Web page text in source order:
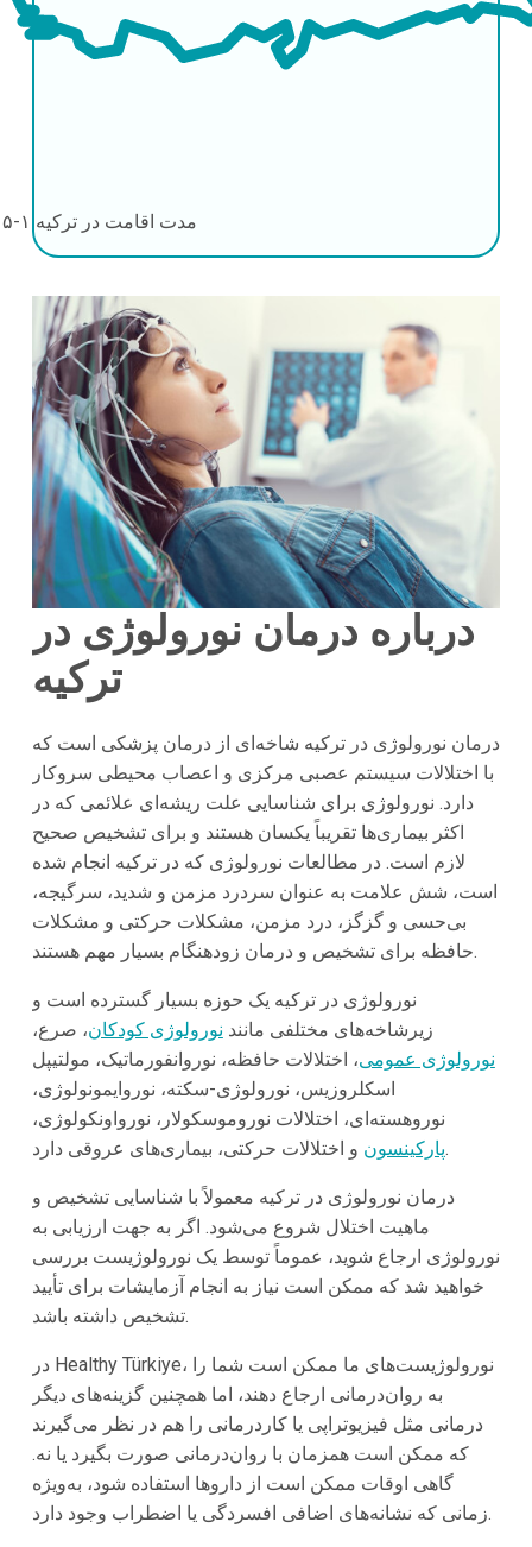
مدت اقامت در ترکیه ۱-۵ روز
درباره درمان نورولوژی در
ترکیه
درمان نورولوژی در ترکیه شاخه‌ای از درمان پزشکی است که
با اختلالات سیستم عصبی مرکزی و اعصاب محیطی سروکار
دارد. نورولوژی برای شناسایی علت ریشه‌ای علائمی که در
اکثر بیماری‌ها تقریباً یکسان هستند و برای تشخیص صحیح
لازم است. در مطالعات نورولوژی که در ترکیه انجام شده
است، شش علامت به عنوان سردرد مزمن و شدید، سرگیجه،
بی‌حسی و گزگز، درد مزمن، مشکلات حرکتی و مشکلات
حافظه برای تشخیص و درمان زودهنگام بسیار مهم هستند.
نورولوژی در ترکیه یک حوزه بسیار گسترده است و
زیرشاخه‌های مختلفی مانند نورولوژی کودکان، صرع،
نورولوژی عمومی، اختلالات حافظه، نوروانفورماتیک، مولتیپل
اسکلروزیس، نورولوژی-سکته، نوروایمونولوژی،
نوروهسته‌ای، اختلالات نوروموسکولار، نورواونکولوژی،
پارکینسونو اختلالات حرکتی، بیماری‌های عروقی دارد.
درمان نورولوژی در ترکیه معمولاً با شناسایی تشخیص و
ماهیت اختلال شروع می‌شود. اگر به جهت ارزیابی به
نورولوژی ارجاع شوید، عموماً توسط یک نورولوژیست بررسی
خواهید شد که ممکن است نیاز به انجام آزمایشات برای تأیید
تشخیص داشته باشد.
در Healthy Türkiye، نورولوژیست‌های ما ممکن است شما را
به روان‌درمانی ارجاع دهند، اما همچنین گزینه‌های دیگر
درمانی مثل فیزیوتراپی یا کاردرمانی را هم در نظر می‌گیرند
که ممکن است همزمان با روان‌درمانی صورت بگیرد یا نه.
گاهی اوقات ممکن است از داروها استفاده شود، به‌ویژه
زمانی که نشانه‌های اضافی افسردگی یا اضطراب وجود دارد.